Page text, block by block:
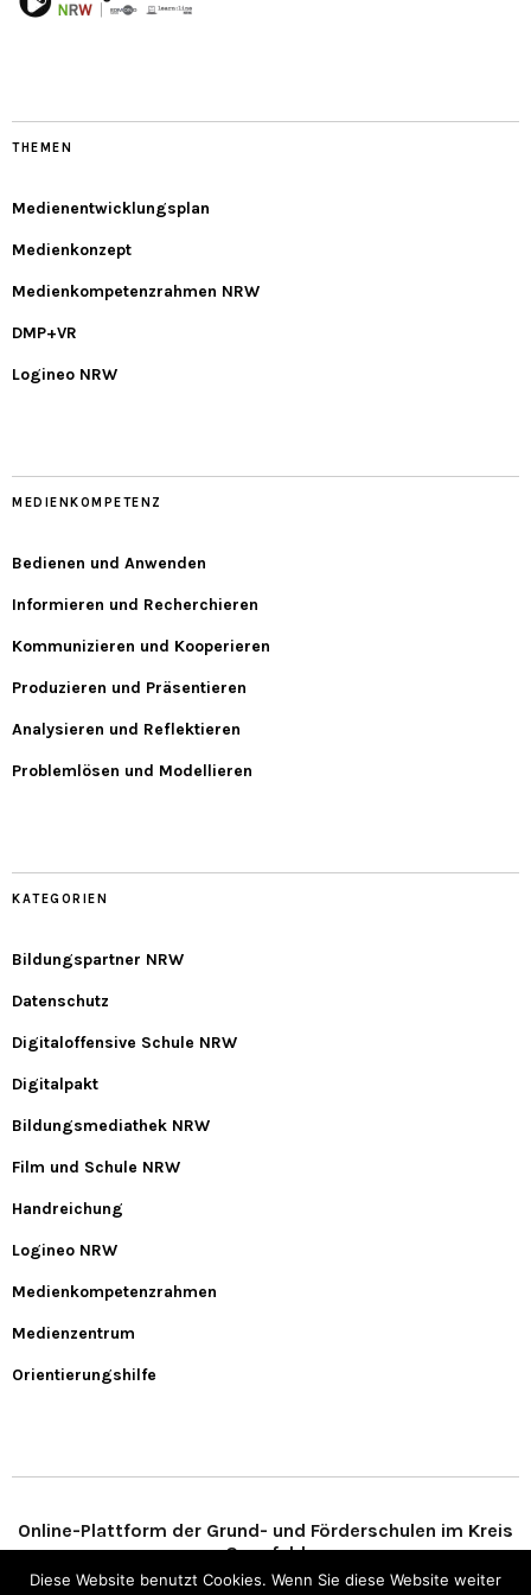
THEMEN
Medienentwicklungsplan
Medienkonzept
Medienkompetenzrahmen NRW
DMP+VR
Logineo NRW
MEDIENKOMPETENZ
Bedienen und Anwenden
Informieren und Recherchieren
Kommunizieren und Kooperieren
Produzieren und Präsentieren
Analysieren und Reflektieren
Problemlösen und Modellieren
KATEGORIEN
Bildungspartner NRW
Datenschutz
Digitaloffensive Schule NRW
Digitalpakt
Bildungsmediathek NRW
Film und Schule NRW
Handreichung
Logineo NRW
Medienkompetenzrahmen
Medienzentrum
Orientierungshilfe
Online-Plattform der Grund- und Förderschulen im Kreis
Coesfeld
Diese Website benutzt Cookies. Wenn Sie diese Website weiter